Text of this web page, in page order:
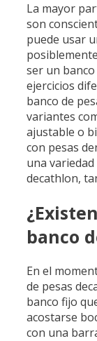
La mayor
son
puede usar
ser un
ejercicios
banco de
variantes
ajustable o
con pesas
una
decathlon,
banco
En el
de pesas
banco fijo
acostarse
con una